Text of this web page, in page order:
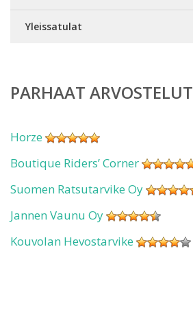
Yleissatulat
PARHAAT ARVOSTELUT
Horze
Boutique Riders’ Corner
Suomen Ratsutarvike Oy
Jannen Vaunu Oy
Kouvolan Hevostarvike